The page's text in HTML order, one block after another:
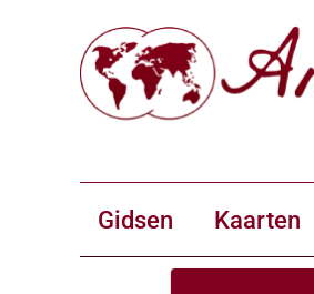
Gidsen Kaarten